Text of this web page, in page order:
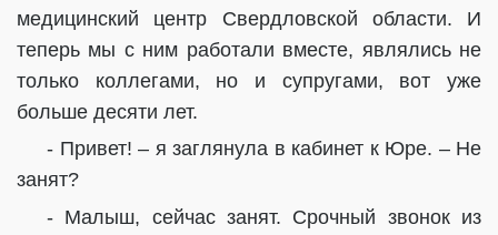
медицинский центр Свердловской области. И
теперь мы с ним работали вместе, являлись не
только коллегами, но и супругами, вот уже
больше десяти лет.
- Привет! – я заглянула в кабинет к Юре. – Не
занят?
- Малыш, сейчас занят. Срочный звонок из